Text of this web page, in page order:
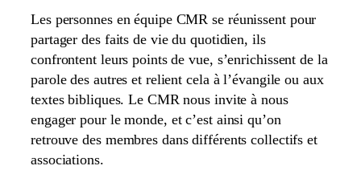
Les personnes en équipe CMR se réunissent pour
partager des faits de vie du quotidien, ils
confrontent leurs points de vue, s’enrichissent de la
parole des autres et relient cela à l’évangile ou aux
textes bibliques. Le CMR nous invite à nous
engager pour le monde, et c’est ainsi qu’on
retrouve des membres dans différents collectifs et
associations.